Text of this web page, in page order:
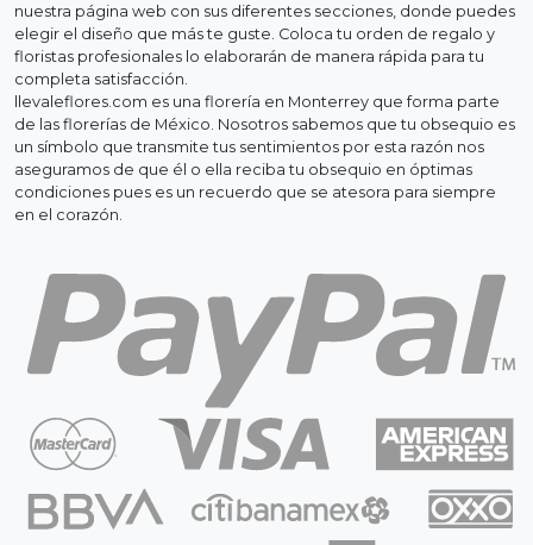
nuestra página web con sus diferentes secciones, donde puedes
elegir el diseño que más te guste. Coloca tu orden de regalo y
floristas profesionales lo elaborarán de manera rápida para tu
completa satisfacción.
llevaleflores.com es una florería en Monterrey que forma parte
de las florerías de México. Nosotros sabemos que tu obsequio es
un símbolo que transmite tus sentimientos por esta razón nos
aseguramos de que él o ella reciba tu obsequio en óptimas
condiciones pues es un recuerdo que se atesora para siempre
en el corazón.